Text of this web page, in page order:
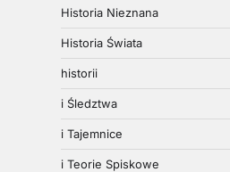
Historia Nieznana
Historia Świata
historii
i Śledztwa
i Tajemnice
i Teorie Spiskowe